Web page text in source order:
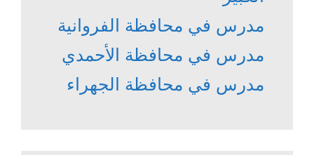
مدرس في محافظة الفروانية
مدرس في محافظة الأحمدي
مدرس في محافظة الجهراء